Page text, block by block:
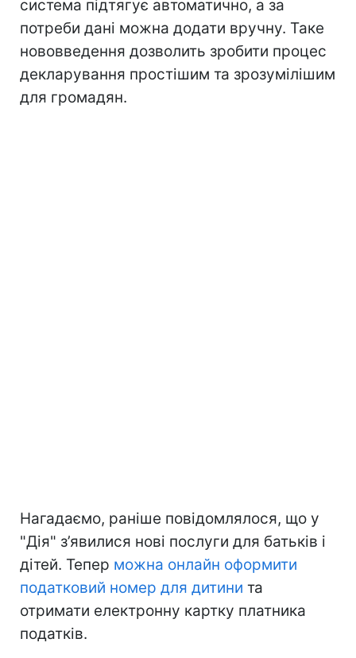
система підтягує автоматично, а за
потреби дані можна додати вручну. Таке
нововведення дозволить зробити процес
декларування простішим та зрозумілішим
для громадян.
Нагадаємо, раніше повідомлялося, що у
"Дія" з’явилися нові послуги для батьків і
дітей. Тепер можна онлайн оформити
податковий номер для дитини та
отримати електронну картку платника
податків.